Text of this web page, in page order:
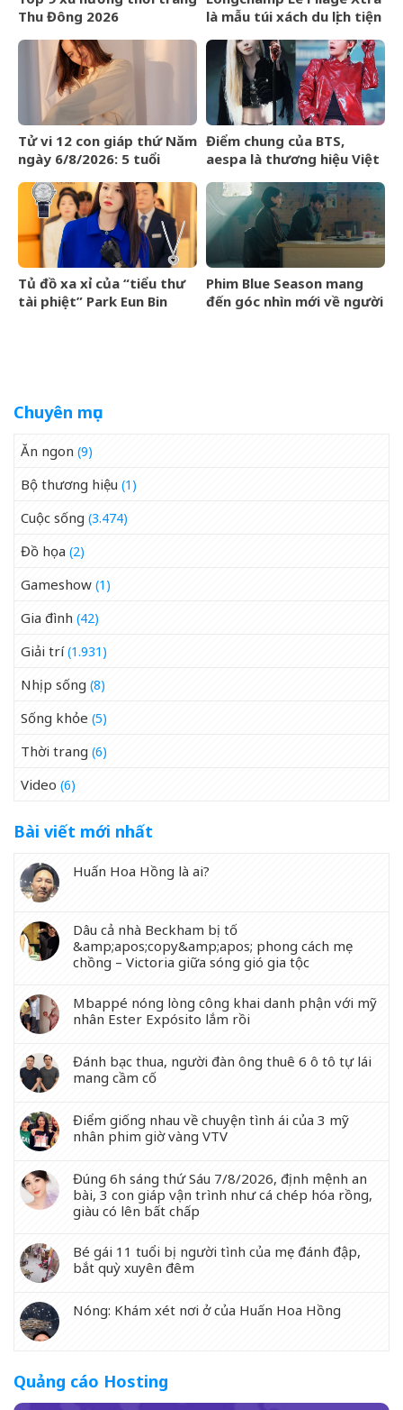
Thu Đông 2026
là mẫu túi xách du lịch tiện
Tử vi 12 con giáp thứ Năm
ngày 6/8/2026: 5 tuổi
Điểm chung của BTS,
aespa là thương hiệu Việt
Tủ đồ xa xỉ của “tiểu thư
tài phiệt” Park Eun Bin
Phim Blue Season mang
đến góc nhìn mới về người
Chuyên mục
Ăn ngon (9)
Bộ thương hiệu (1)
Cuộc sống (3.474)
Đồ họa (2)
Gameshow (1)
Gia đình (42)
Giải trí(1.931)
Nhịp sống (8)
Sống khỏe (5)
Thời trang (6)
Video (6)
Bài viết mới nhất
Huấn Hoa Hồng là ai?
Dâu cả nhà Beckham bị tố
&amp;apos;copy&amp;apos; phong cách mẹ
chồng – Victoria giữa sóng gió gia tộc
Mbappé nóng lòng công khai danh phận với mỹ
nhân Ester Expósito lắm rồi
Đánh bạc thua, người đàn ông thuê 6 ô tô tự lái
mang cầm cố
Điểm giống nhau về chuyện tình ái của 3 mỹ
nhân phim giờ vàng VTV
Đúng 6h sáng thứ Sáu 7/8/2026, định mệnh an
bài, 3 con giáp vận trình như cá chép hóa rồng,
giàu có lên bất chấp
Bé gái 11 tuổi bị người tình của mẹ đánh đập,
bắt quỳ xuyên đêm
Nóng: Khám xét nơi ở của Huấn Hoa Hồng
Quảng cáo Hosting